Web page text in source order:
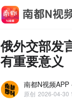
俄外交部发
有重要意义
南都N视频APP
原创 2026-04-30